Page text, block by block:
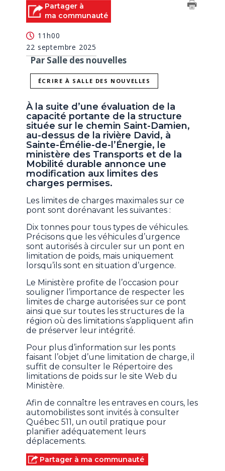
Partager à
ma communauté
11h00
22 septembre 2025
Par Salle des nouvelles
ÉCRIRE À SALLE DES NOUVELLES
À la suite d’une évaluation de la
capacité portante de la structure
située sur le chemin Saint-Damien,
au-dessus de la rivière David, à
Sainte-Émélie-de-l’Énergie, le
ministère des Transports et de la
Mobilité durable annonce une
modification aux limites des
charges permises.
Les limites de charges maximales sur ce
pont sont dorénavant les suivantes :
Dix tonnes pour tous types de véhicules.
Précisons que les véhicules d’urgence
sont autorisés à circuler sur un pont en
limitation de poids, mais uniquement
lorsqu’ils sont en situation d’urgence.
Le Ministère profite de l’occasion pour
souligner l’importance de respecter les
limites de charge autorisées sur ce pont
ainsi que sur toutes les structures de la
région où des limitations s’appliquent afin
de préserver leur intégrité.
Pour plus d’information sur les ponts
faisant l’objet d’une limitation de charge, il
suffit de consulter le Répertoire des
limitations de poids sur le site Web du
Ministère.
Afin de connaître les entraves en cours, les
automobilistes sont invités à consulter
Québec 511, un outil pratique pour
planifier adéquatement leurs
déplacements.
Partager à ma communauté